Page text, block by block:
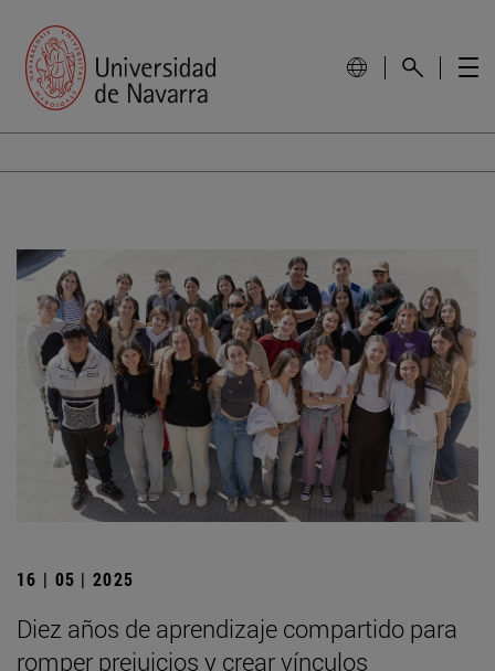
16 | 05 | 2025
Diez años de aprendizaje compartido para
romper prejuicios y crear vínculos